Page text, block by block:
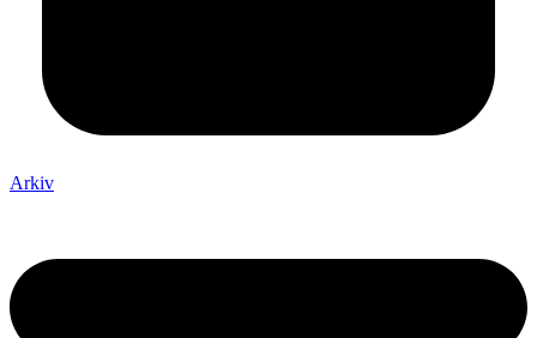
Arkiv